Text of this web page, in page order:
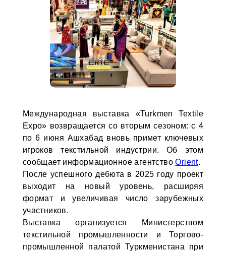
Международная выставка «Turkmen Textile
Expo» возвращается со вторым сезоном: с 4
по 6 июня Ашхабад вновь примет ключевых
игроков текстильной индустрии. Об этом
сообщает информационное агентствоOrient.
После успешного дебюта в 2025 году проект
выходит на новый уровень, расширяя
формат и увеличивая число зарубежных
участников.
Выставка организуется Министерством
текстильной промышленности и Торгово-
промышленной палатой Туркменистана при